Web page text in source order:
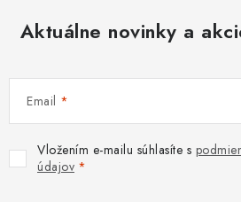
Aktuálne novinky a
Email
Vložením e-mailu súhlasíte s
údajov